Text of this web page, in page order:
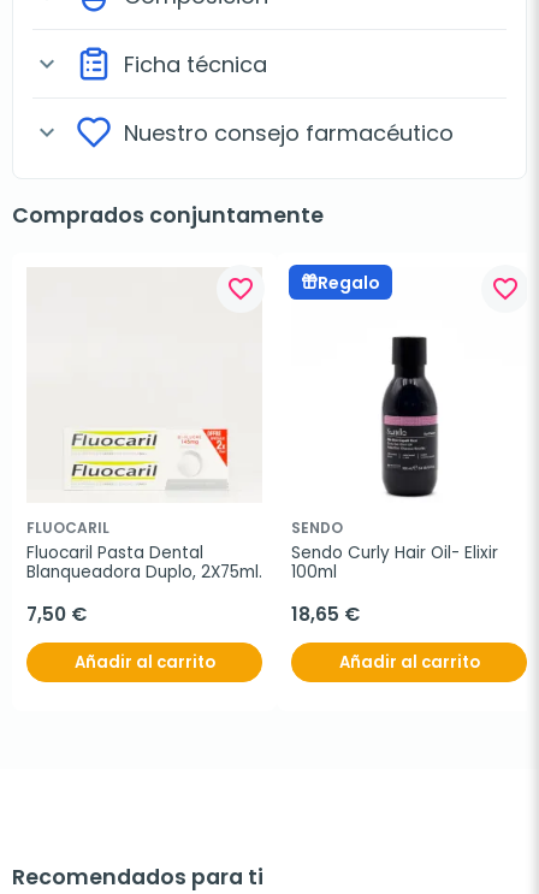
expand_more Ficha técnica
expand_more Nuestro consejo farmacéutico
Comprados conjuntamente
favorite_border
FLUOCARIL
Fluocaril Pasta Dental
Blanqueadora Duplo, 2X75ml.
7,50 €
Añadir al carrito
Regalo favorite_border
SENDO
Sendo Curly Hair Oil- Elixir
100ml
18,65 €
Añadir al carrito
Recomendados para ti